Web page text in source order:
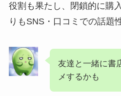
役割も果たし、閉鎖的に購
りも SNS・口コミでの話題
友達と一緒に書
メするかも